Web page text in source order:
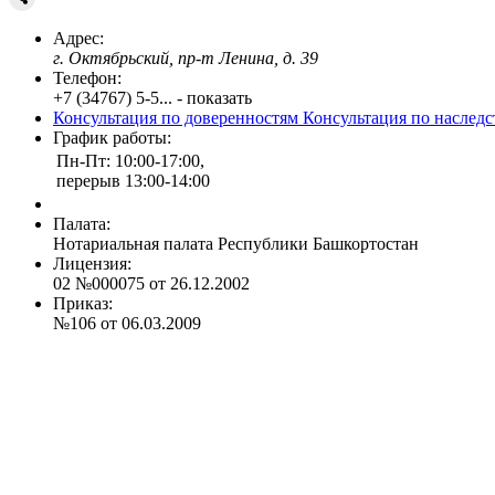
Адрес:
г. Октябрьский, пр-т Ленина, д. 39
Телефон:
+7 (34767) 5-5... - показать
Консультация по доверенностям Консультация по
График работы:
Пн-Пт: 10:00-17:00,
перерыв 13:00-14:00
Палата:
Нотариальная палата Республики Башкортостан
Лицензия:
02 №000075 от 26.12.2002
Приказ:
№106 от 06.03.2009